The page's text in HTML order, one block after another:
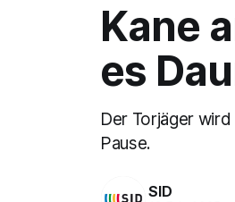
Kane
es
Der Torjäger
Pause.
SID